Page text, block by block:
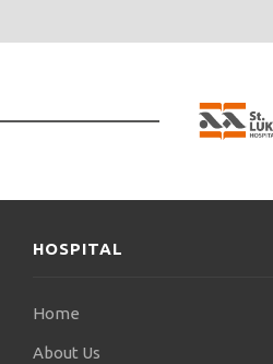
αιγίδα του ιδρύματος
τετραπληγικοί, άτομα με
αυτόνομα να εκτελούν τις
στην Ιατρική σχολή του
ελεύθερο χρόνο του με την
HOSPITAL
Home
About Us